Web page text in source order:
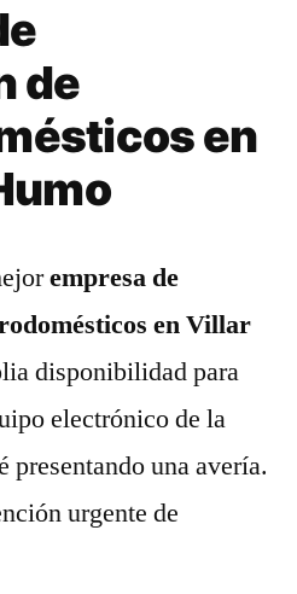
de
en
empresa de
en Villar
disponibilidad para
electrónico de la
presentando una avería.
urgente de